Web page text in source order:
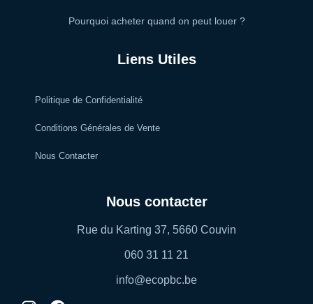
Pourquoi acheter quand on peut louer ?
Liens Utiles
Politique de Confidentialité
Conditions Générales de Vente
Nous Contacter
Nous contacter
Rue du Karting 37, 5660 Couvin
060 31 11 21
info@ecopbc.be